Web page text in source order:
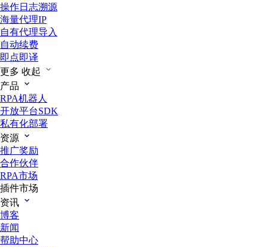
操作日志溯源
海量代理IP
自有代理导入
自动续费
即点即译
更多 收起
产品
RPA机器人
开放平台SDK
私有化部署
资源
推广奖励
合作伙伴
RPA市场
插件市场
资讯
博客
新闻
帮助中心